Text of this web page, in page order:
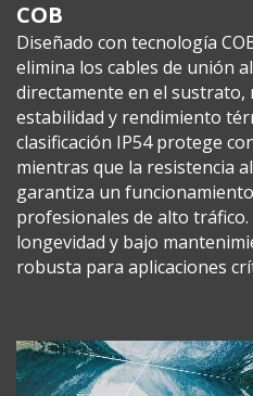
COB
Diseñado con tecnología
elimina los cables de unión
directamente en el sustrato,
estabilidad y rendimiento
clasificación IP54 protege
mientras que la resistencia
garantiza un
profesionales de alto
longevidad y bajo
robusta para aplicaciones